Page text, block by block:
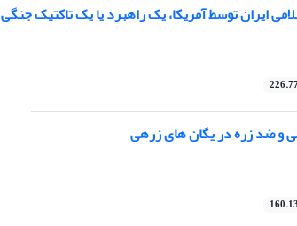
ایران توسط آمریکا، یک راهبرد یا یک تاکتیک جنگی
و ضد زره در یگان های زرهی